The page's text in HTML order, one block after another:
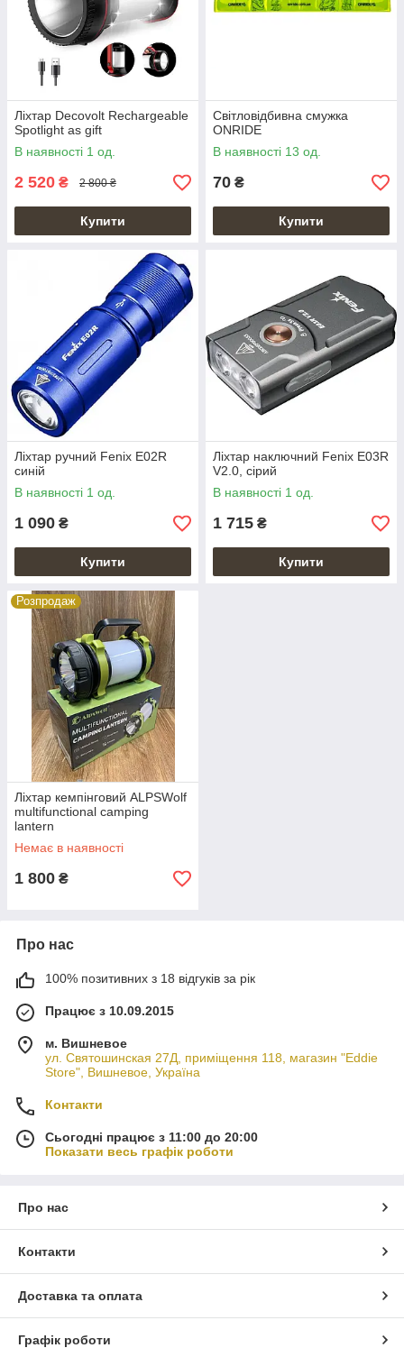
Ліхтар Decovolt Rechargeable
Spotlight as gift
В наявності 1 од.
2 520 ₴ 2 800 ₴
Купити
Світловідбивна смужка
ONRIDE
В наявності 13 од.
70 ₴
Купити
Ліхтар ручний Fenix E02R
синій
В наявності 1 од.
1 090 ₴
Купити
Ліхтар наключний Fenix E03R
V2.0, сірий
В наявності 1 од.
1 715 ₴
Купити
Розпродаж
Ліхтар кемпінговий ALPSWolf
multifunctional camping
lantern
Немає в наявності
1 800 ₴
Про нас
100% позитивних з 18 відгуків за рік
Працює з 10.09.2015
м. Вишневое
ул. Святошинская 27Д, приміщення 118, магазин "Eddie
Store", Вишневое, Україна
Контакти
Сьогодні працює з 11:00 до 20:00
Показати весь графік роботи
Про нас
Контакти
Доставка та оплата
Графік роботи